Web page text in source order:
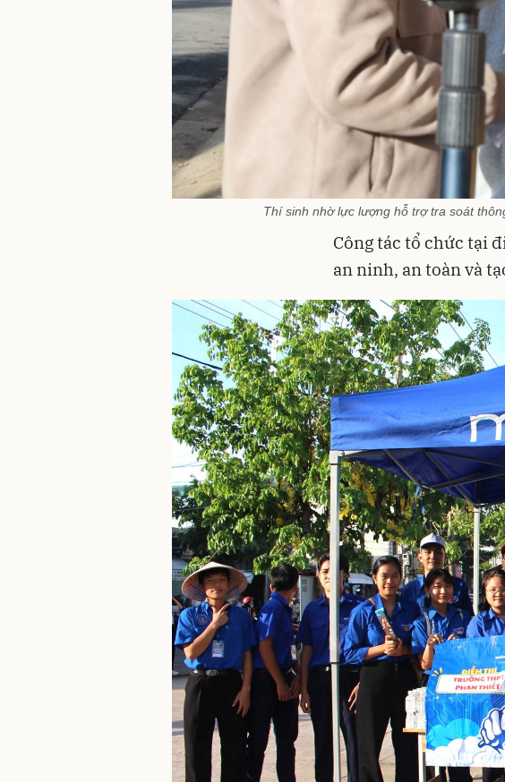
Thí sinh nhờ lực lượng hỗ trợ tra soát
Công tác tổ chức tại
an ninh, an toàn và